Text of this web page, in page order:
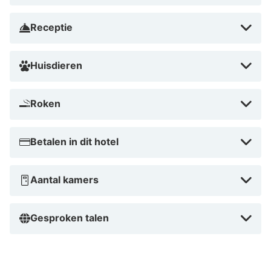
van Zeitroas Museum en op 3,8 km van Klang-skilift.
Receptie
Huisdieren
Roken
Betalen in dit hotel
Aantal kamers
Gesproken talen